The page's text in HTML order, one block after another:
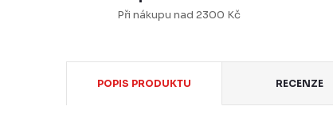
Při nákupu nad 2300 Kč
POPIS PRODUKTU RECENZE